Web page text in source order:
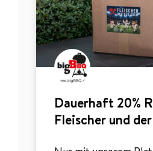
Dauerhaft 20%
Fleischer und